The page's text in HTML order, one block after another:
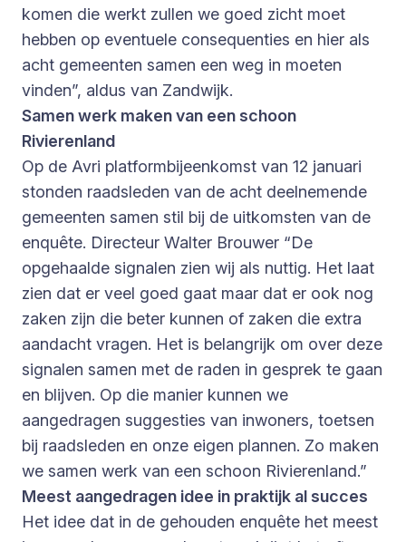
komen die werkt zullen we goed zicht moet
hebben op eventuele consequenties en hier als
acht gemeenten samen een weg in moeten
vinden”, aldus van Zandwijk.
Samen werk maken van een schoon
Rivierenland
Op de Avri platformbijeenkomst van 12 januari
stonden raadsleden van de acht deelnemende
gemeenten samen stil bij de uitkomsten van de
enquête. Directeur Walter Brouwer “De
opgehaalde signalen zien wij als nuttig. Het laat
zien dat er veel goed gaat maar dat er ook nog
zaken zijn die beter kunnen of zaken die extra
aandacht vragen. Het is belangrijk om over deze
signalen samen met de raden in gesprek te gaan
en blijven. Op die manier kunnen we
aangedragen suggesties van inwoners, toetsen
bij raadsleden en onze eigen plannen. Zo maken
we samen werk van een schoon Rivierenland.”
Meest aangedragen idee in praktijk al succes
Het idee dat in de gehouden enquête het meest